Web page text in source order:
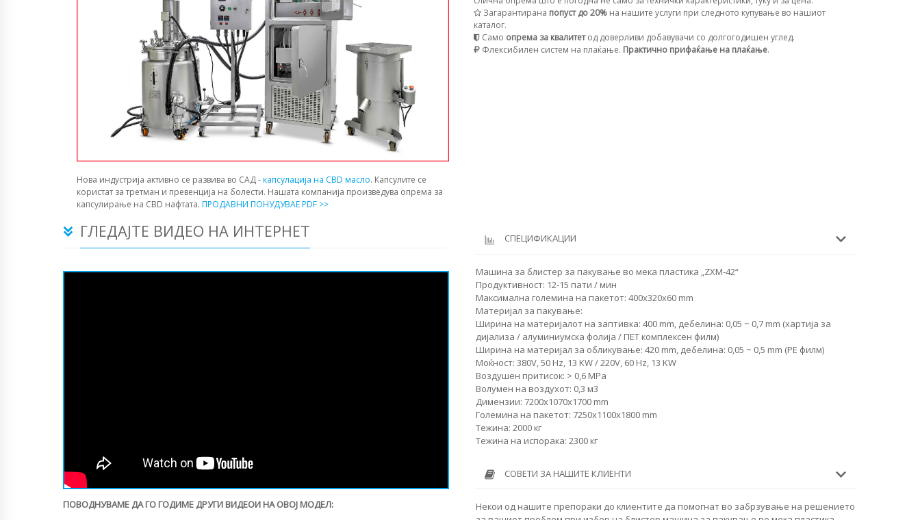
Нова индустрија активно се развива во САД -капсулација на CBD масло. Капсулите се
користат за третман и превенција на болести. Нашата компанија произведува опрема за
капсулирање на CBD нафтата. ПРОДАВНИ ПОНУДУВАЕ PDF >>
Загарантирана попуст до 20% на нашите услуги при следното купување во нашиот
каталог.
Само опрема за квалитетод доверливи добавувачи со долгогодишен углед.
Флексибилен систем на плаќање. Практично прифаќање на плаќање.
ГЛЕДАЈТЕ ВИДЕО НА ИНТЕРНЕТ
ПОВОДНУВАМЕ ДА ГО ГОДИМЕ ДРУГИ ВИДЕОИ НА ОВОЈ МОДЕЛ:
СПЕЦИФИКАЦИИ
Машина за блистер за пакување во мека пластика „ZXM-42“
Продуктивност: 12-15 пати / мин
Максимална големина на пакетот: 400x320x60 mm
Материјал за пакување:
Ширина на материјалот на заптивка: 400 mm, дебелина: 0,05 ~ 0,7 mm (хартија за
дијализа / алуминиумска фолија / ПЕТ комплексен филм)
Ширина на материјал за обликување: 420 mm, дебелина: 0,05 ~ 0,5 mm (PE филм)
Моќност: 380V, 50 Hz, 13 KW / 220V, 60 Hz, 13 KW
Воздушен притисок: > 0,6 MPa
Волумен на воздухот: 0,3 м3
Димензии: 7200x1070x1700 mm
Големина на пакетот: 7250x1100x1800 mm
Тежина: 2000 кг
Тежина на испорака: 2300 кг
СОВЕТИ ЗА НАШИТЕ КЛИЕНТИ
Некои од нашите препораки до клиентите да помогнат во забрзување на решението